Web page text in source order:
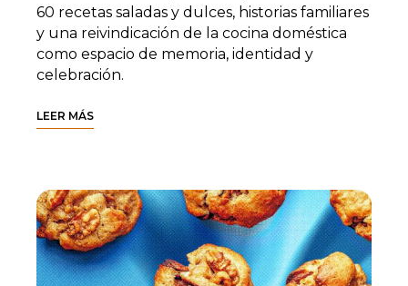
60 recetas saladas y dulces, historias familiares
y una reivindicación de la cocina doméstica
como espacio de memoria, identidad y
celebración.
LEER MÁS